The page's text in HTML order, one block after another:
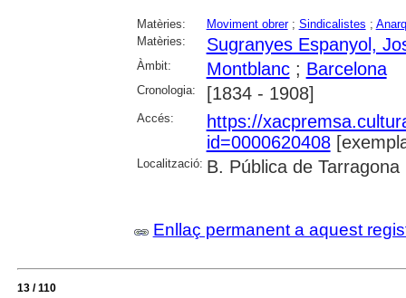
Matèries: Moviment obrer; Sindicalistes ;
Matèries:
Sugranyes Espanyol,
Àmbit: Montblanc; Barcelona
Cronologia: [1834 - 1908]
Accés:
https://
id=0000620408
Localització: B. Pública de Tarragona
Enllaç permanent a aquest
13 / 110